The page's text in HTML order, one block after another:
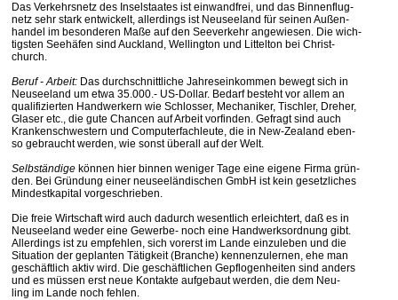
Das Verkehrsnetz des Inselstaates ist einwandfrei, und das Binnenflug-
netz sehr stark entwickelt, allerdings ist Neuseeland für seinen Außen-
handel im besonderen Maße auf den Seeverkehr angewiesen. Die wich-
tigsten Seehäfen sind Auckland, Wellington und Littelton bei Christ-
church.
Beruf - Arbeit: Das durchschnittliche Jahreseinkommen bewegt sich in
Neuseeland um etwa 35.000.- US-Dollar. Bedarf besteht vor allem an
qualifizierten Handwerkern wie Schlosser, Mechaniker, Tischler, Dreher,
Glaser etc., die gute Chancen auf Arbeit vorfinden. Gefragt sind auch
Krankenschwestern und Computerfachleute, die in New-Zealand eben-
so gebraucht werden, wie sonst überall auf der Welt.
Selbständige können hier binnen weniger Tage eine eigene Firma grün-
den. Bei Gründung einer neuseeländischen GmbH ist kein gesetzliches
Mindestkapital vorgeschrieben.
Die freie Wirtschaft wird auch dadurch wesentlich erleichtert, daß es in
Neuseeland weder eine Gewerbe- noch eine Handwerksordnung gibt.
Allerdings ist zu empfehlen, sich vorerst im Lande einzuleben und die
Situation der geplanten Tätigkeit (Branche) kennenzulernen, ehe man
geschäftlich aktiv wird. Die geschäftlichen Gepflogenheiten sind anders
und es müssen erst neue Kontakte aufgebaut werden, die dem Neu-
ling im Lande noch fehlen.